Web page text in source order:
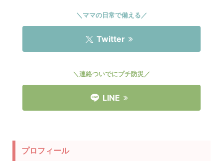
＼ママの日常で備える／
Twitter
＼連絡ついでにプチ防災／
LINE
プロフィール